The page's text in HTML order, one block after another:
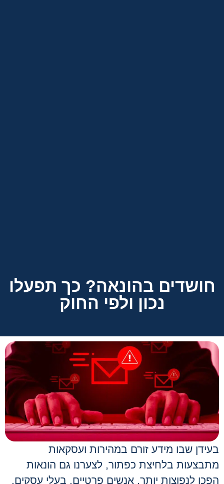
חושדים בהונאה? כך תפעלו
נכון ולפי החוק
בעידן שבו מידע זורם במהירות ועסקאות
מתבצעות בלחיצת כפתור, לצערנו גם הונאות
הפכו לנפוצות יותר. אנשים פרטיים, בעלי עסקים,